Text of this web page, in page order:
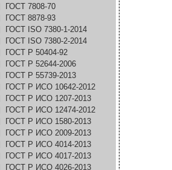
ГОСТ 7808-70
ГОСТ 8878-93
ГОСТ ISO 7380-1-2014
ГОСТ ISO 7380-2-2014
ГОСТ Р 50404-92
ГОСТ Р 52644-2006
ГОСТ Р 55739-2013
ГОСТ Р ИСО 10642-2012
ГОСТ Р ИСО 1207-2013
ГОСТ Р ИСО 12474-2012
ГОСТ Р ИСО 1580-2013
ГОСТ Р ИСО 2009-2013
ГОСТ Р ИСО 4014-2013
ГОСТ Р ИСО 4017-2013
ГОСТ Р ИСО 4026-2013